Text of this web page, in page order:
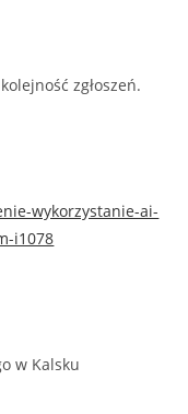
zgłoszeń.
wykorzystanie-ai-
i1078
w Kalsku